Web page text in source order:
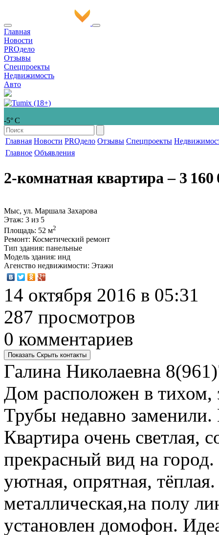
Главная
Новости
PROдело
Отзывы
Спецпроекты
Недвижимость
Авто
-5° С
Главная Новости PROдело Отзывы Спецпроекты
Главное Объявления
2-комнатная квартира‒ 3 160
Мыс, ул. Маршала Захарова
Этаж: 3 из 5
Площадь: 52 м2
Ремонт: Косметический ремонт
Тип здания: панельные
Модель здания: инд
Агенство недвижимости: Этажи
14 октября 2016 в 05:31
287 просмотров
0 комментариев
Показать Скрыть контакты
Галина Николаевна
Дом расположен в тихом,
Трубы недавно заменили.
Квартира очень светлая,
прекрасный вид на
уютная, опрятная,
металлическая,на полу
установлен домофон.